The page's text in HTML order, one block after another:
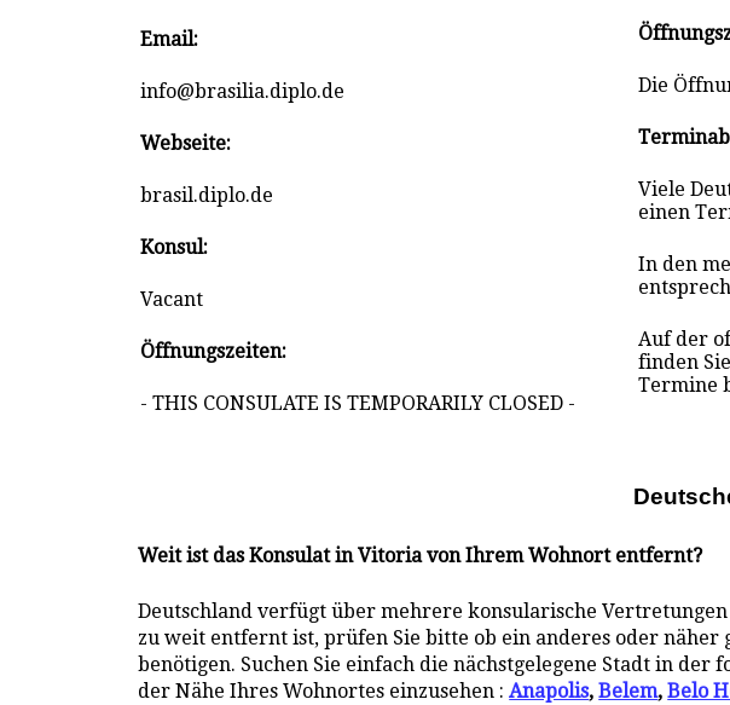
Email:
info@brasilia.diplo.de
Webseite:
brasil.diplo.de
Konsul:
Vacant
Öffnungszeiten:
- THIS CONSULATE IS TEMPORARILY CLOSED -
Die
Viele
einen
In den
Auf der
finden
Termine
Weit ist das Konsulat in Vitoria von Ihrem Wohnort entfernt?
Deutschland verfügt über mehrere konsularische
zu weit entfernt ist, prüfen Sie bitte ob ein anderes oder näher
benötigen. Suchen Sie einfach die nächstgelegene Stadt in
der Nähe Ihres Wohnortes einzusehen :Anapolis,Belem,Belo